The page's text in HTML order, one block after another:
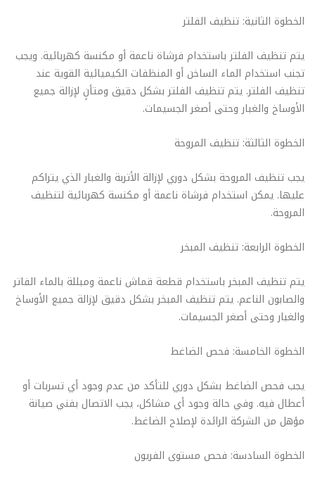
الخطوة الثانية: تنظيف الفلتر
يتم تنظيف الفلتر باستخدام فرشاة ناعمة أو مكنسة كهربائية. ويجب
تجنب استخدام الماء الساخن أو المنظفات الكيميائية القوية عند
تنظيف الفلتر. يتم تنظيف الفلتر بشكل دقيق ومتأنٍ لإزالة جميع
الأوساخ والغبار وحتى أصغر الجسيمات.
الخطوة الثالثة: تنظيف المروحة
يجب تنظيف المروحة بشكل دوري لإزالة الأتربة والغبار الذي يتراكم
عليها. يمكن استخدام فرشاة ناعمة أو مكنسة كهربائية لتنظيف
المروحة.
الخطوة الرابعة: تنظيف المبخر
يتم تنظيف المبخر باستخدام قطعة قماش ناعمة ومبللة بالماء الفاتر
والصابون الناعم. يتم تنظيف المبخر بشكل دقيق لإزالة جميع الأوساخ
والغبار وحتى أصغر الجسيمات.
الخطوة الخامسة: فحص الضاغط
يجب فحص الضاغط بشكل دوري للتأكد من عدم وجود أي تسربات أو
أعطال فيه. وفي حالة وجود أي مشاكل، يجب الاتصال بفني صيانة
مؤهل من الشركة الرائدة لإصلاح الضاغط.
الخطوة السادسة: فحص مستوى الفريون